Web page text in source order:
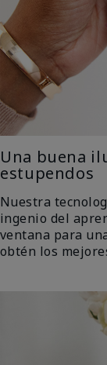
Una buena
estupendos
Nuestra
ingenio del
ventana para
obtén los